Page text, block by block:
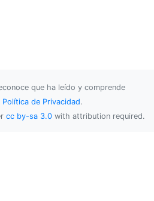
que ha leído y comprende
Política de Privacidad.
cc by-sa 3.0 with attribution required.